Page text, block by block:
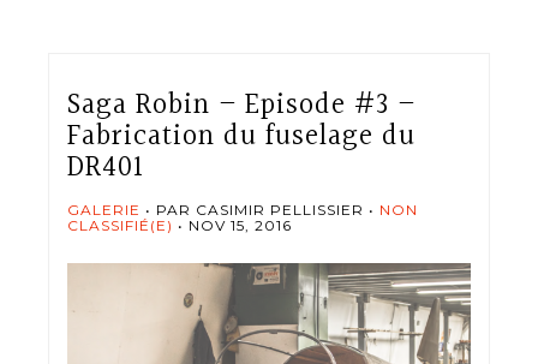
Saga Robin – Episode #3 –
Fabrication du fuselage du
DR401
GALERIE PAR CASIMIR PELLISSIER
NON
CLASSIFIÉ(E)
NOV 15, 2016